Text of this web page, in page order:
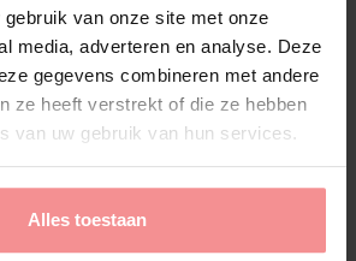
van onze site met onze
media, adverteren en analyse. Deze
gegevens combineren met andere
ze heeft verstrekt of die ze hebben
van uw gebruik van hun services.
Alles toestaan